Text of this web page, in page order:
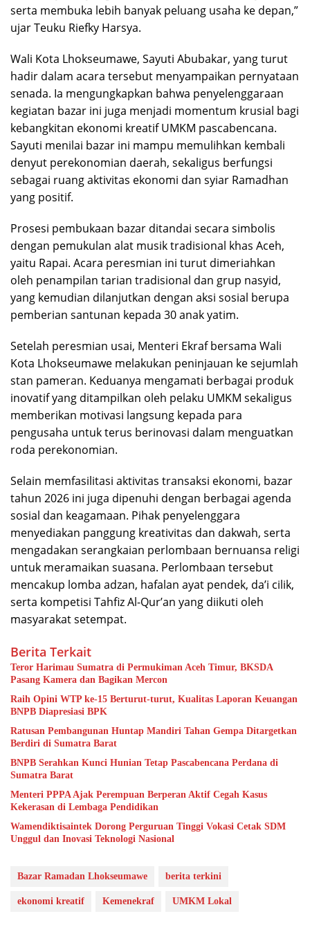
serta membuka lebih banyak peluang usaha ke depan,”
ujar Teuku Riefky Harsya.
Wali Kota Lhokseumawe, Sayuti Abubakar, yang turut
hadir dalam acara tersebut menyampaikan pernyataan
senada. Ia mengungkapkan bahwa penyelenggaraan
kegiatan bazar ini juga menjadi momentum krusial bagi
kebangkitan ekonomi kreatif UMKM pascabencana.
Sayuti menilai bazar ini mampu memulihkan kembali
denyut perekonomian daerah, sekaligus berfungsi
sebagai ruang aktivitas ekonomi dan syiar Ramadhan
yang positif.
Prosesi pembukaan bazar ditandai secara simbolis
dengan pemukulan alat musik tradisional khas Aceh,
yaitu Rapai. Acara peresmian ini turut dimeriahkan
oleh penampilan tarian tradisional dan grup nasyid,
yang kemudian dilanjutkan dengan aksi sosial berupa
pemberian santunan kepada 30 anak yatim.
Setelah peresmian usai, Menteri Ekraf bersama Wali
Kota Lhokseumawe melakukan peninjauan ke sejumlah
stan pameran. Keduanya mengamati berbagai produk
inovatif yang ditampilkan oleh pelaku UMKM sekaligus
memberikan motivasi langsung kepada para
pengusaha untuk terus berinovasi dalam menguatkan
roda perekonomian.
Selain memfasilitasi aktivitas transaksi ekonomi, bazar
tahun 2026 ini juga dipenuhi dengan berbagai agenda
sosial dan keagamaan. Pihak penyelenggara
menyediakan panggung kreativitas dan dakwah, serta
mengadakan serangkaian perlombaan bernuansa religi
untuk meramaikan suasana. Perlombaan tersebut
mencakup lomba adzan, hafalan ayat pendek, da’i cilik,
serta kompetisi Tahfiz Al-Qur’an yang diikuti oleh
masyarakat setempat.
Berita Terkait
Teror Harimau Sumatra di Permukiman Aceh Timur, BKSDA
Pasang Kamera dan Bagikan Mercon
Raih Opini WTP ke-15 Berturut-turut, Kualitas Laporan Keuangan
BNPB Diapresiasi BPK
Ratusan Pembangunan Huntap Mandiri Tahan Gempa Ditargetkan
Berdiri di Sumatra Barat
BNPB Serahkan Kunci Hunian Tetap Pascabencana Perdana di
Sumatra Barat
Menteri PPPA Ajak Perempuan Berperan Aktif Cegah Kasus
Kekerasan di Lembaga Pendidikan
Wamendiktisaintek Dorong Perguruan Tinggi Vokasi Cetak SDM
Unggul dan Inovasi Teknologi Nasional
Bazar Ramadan Lhokseumawe berita terkini
ekonomi kreatif Kemenekraf UMKM Lokal